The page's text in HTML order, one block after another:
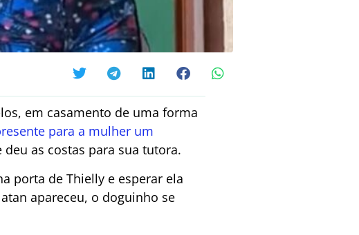
em casamento de uma forma
para a mulher um
as costas para sua tutora.
porta de Thielly e esperar ela
apareceu, o doguinho se